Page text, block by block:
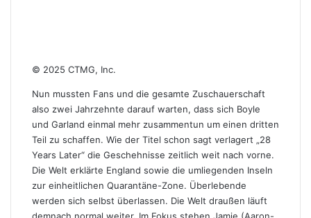
© 2025 CTMG, Inc.
Nun mussten Fans und die gesamte Zuschauerschaft
also zwei Jahrzehnte darauf warten, dass sich Boyle
und Garland einmal mehr zusammentun um einen dritten
Teil zu schaffen. Wie der Titel schon sagt verlagert „28
Years Later“ die Geschehnisse zeitlich weit nach vorne.
Die Welt erklärte England sowie die umliegenden Inseln
zur einheitlichen Quarantäne-Zone. Überlebende
werden sich selbst überlassen. Die Welt draußen läuft